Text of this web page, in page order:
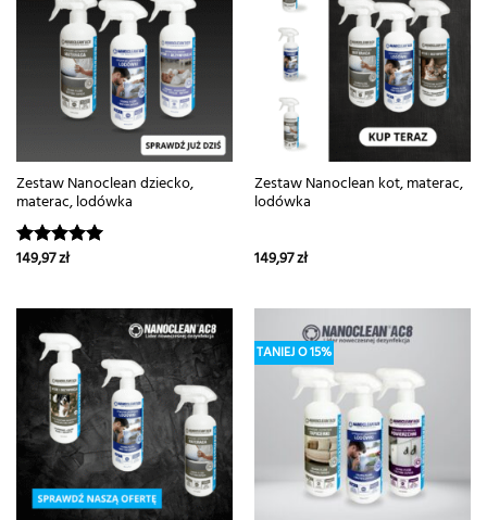
Zestaw Nanoclean dziecko,
materac, lodówka
Oceniono
149,97zł
Zestaw Nanoclean kot, materac,
lodówka
149,97zł
TANIEJ O 15%